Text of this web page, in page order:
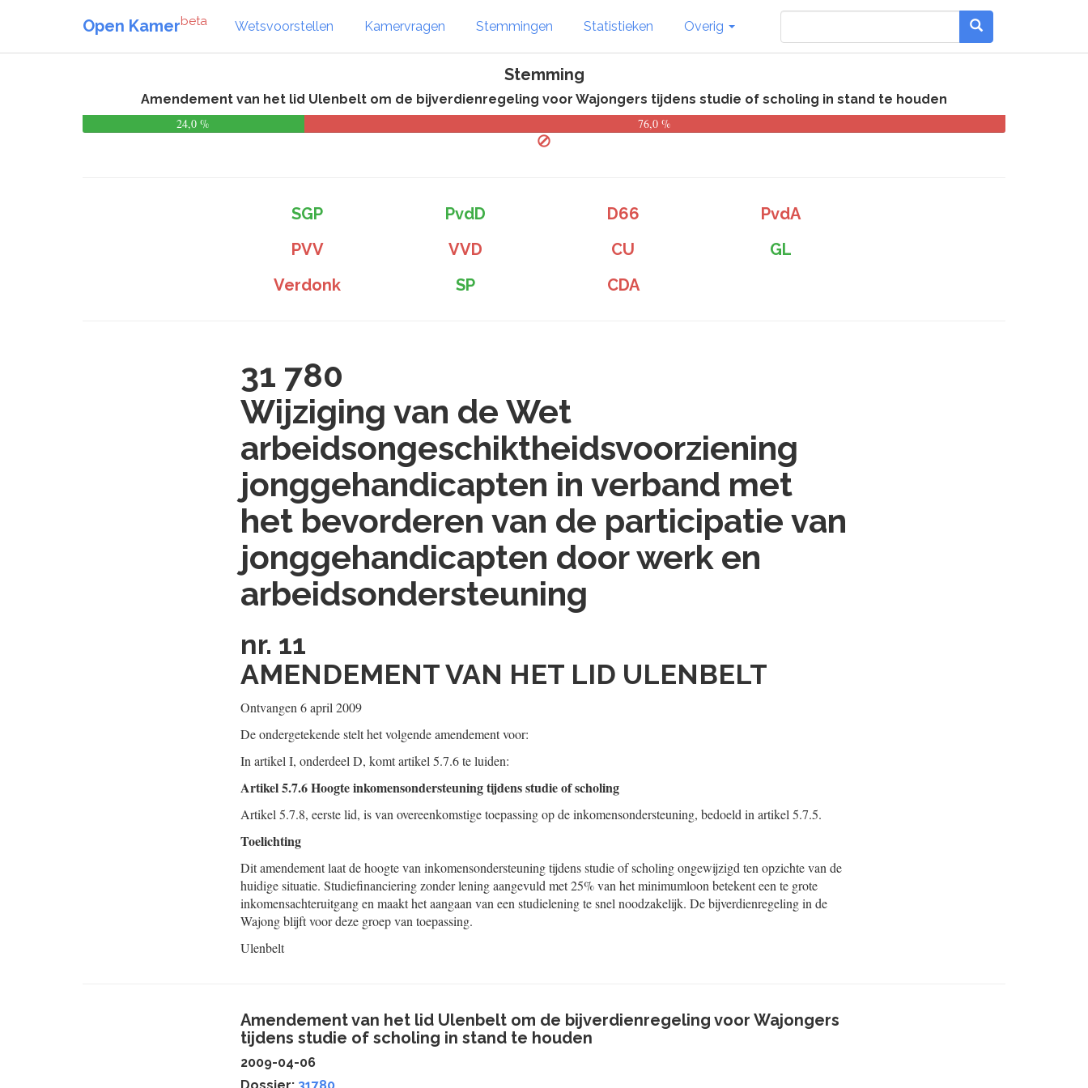
Open Kamerbeta Wetsvoorstellen Kamervragen Stemmingen Statistieken Overig
Stemming
Amendement van het lid Ulenbelt om de bijverdienregeling voor Wajongers tijdens studie of scholing in stand te houden
24,0 %
76,0 %
SGP PvdD D66
PvdA
PVV
VVD CU
GL
Verdonk
SP CDA
31 780
Wijziging van de Wet
arbeidsongeschiktheidsvoorziening
jonggehandicapten in verband met
het bevorderen van de participatie van
jonggehandicapten door werk en
arbeidsondersteuning
nr. 11
AMENDEMENT VAN HET LID ULENBELT
Ontvangen 6 april 2009
De ondergetekende stelt het volgende amendement voor:
In artikel I, onderdeel D, komt artikel 5.7.6 te luiden:
Artikel 5.7.6 Hoogte inkomensondersteuning tijdens studie of scholing
Artikel 5.7.8, eerste lid, is van overeenkomstige toepassing op de inkomensondersteuning, bedoeld in artikel 5.7.5.
Toelichting
Dit amendement laat de hoogte van inkomensondersteuning tijdens studie of scholing ongewijzigd ten opzichte van de
huidige situatie. Studiefinanciering zonder lening aangevuld met 25% van het minimumloon betekent een te grote
inkomensachteruitgang en maakt het aangaan van een studielening te snel noodzakelijk. De bijverdienregeling in de
Wajong blijft voor deze groep van toepassing.
Ulenbelt
Amendement van het lid Ulenbelt om de bijverdienregeling voor Wajongers
tijdens studie of scholing in stand te houden
2009-04-06